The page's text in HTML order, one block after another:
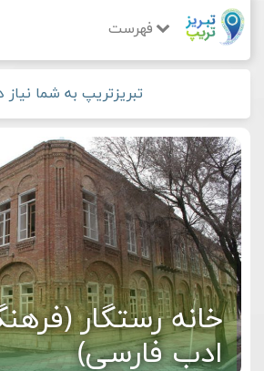
فهرست
تبریزتریپ به شما نیاز
خانه رستگار
ادب فارسی)